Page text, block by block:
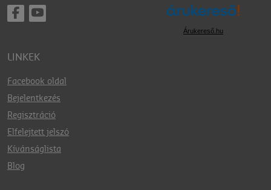
Árukereső.hu
LINKEK
Facebook oldal
Bejelentkezés
Regisztráció
Elfelejtett jelszó
Kívánságlista
Blog